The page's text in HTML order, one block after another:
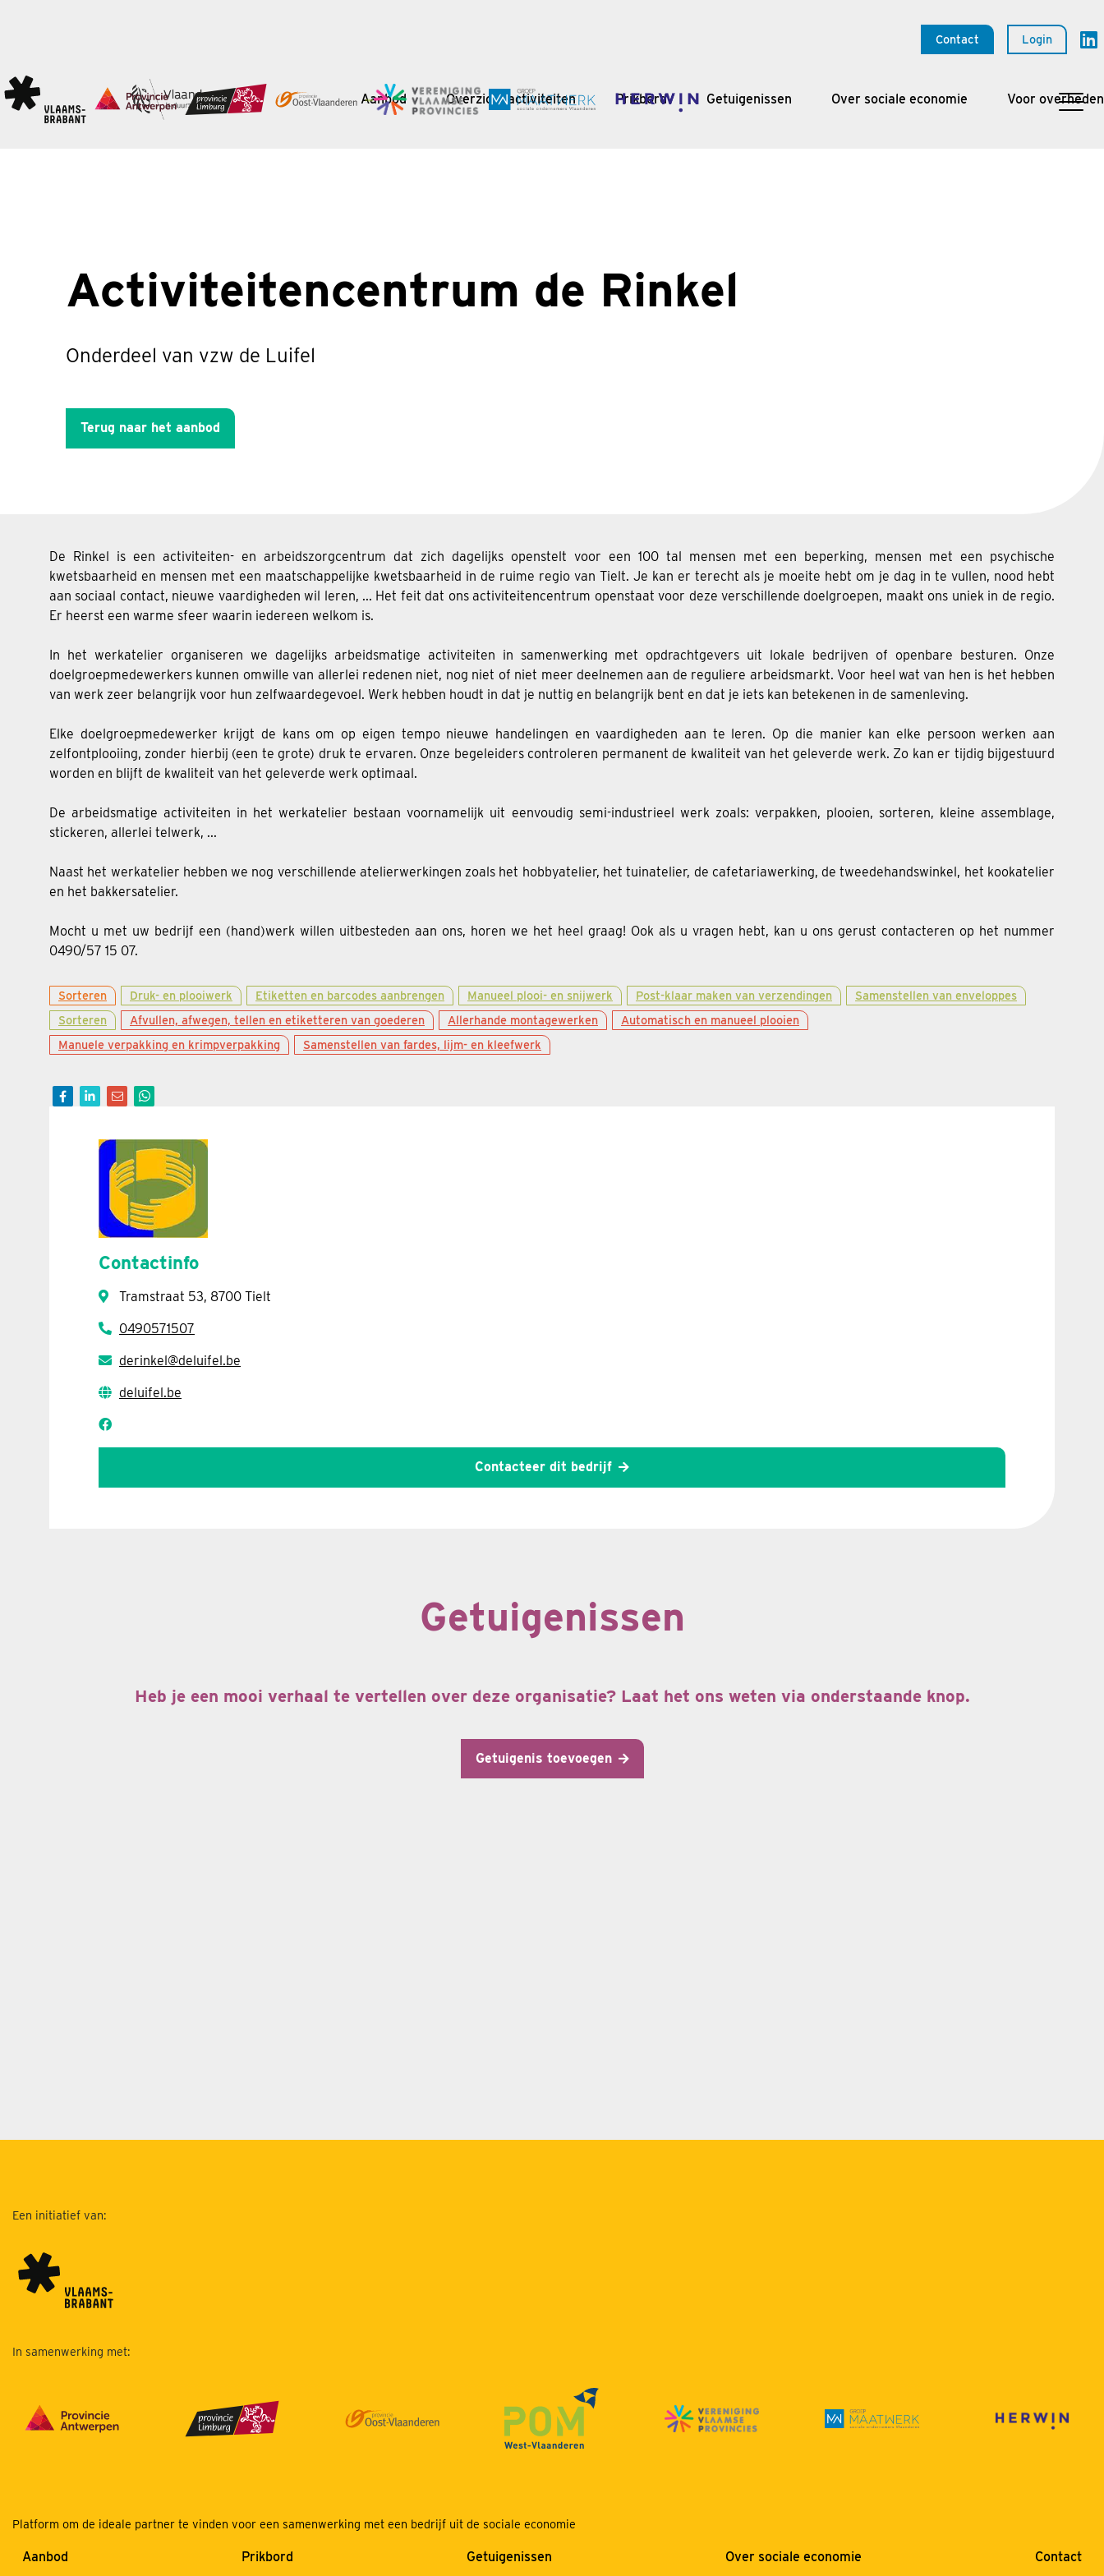
Contact Login
Aanbod Overzicht activiteiten Prikbord Getuigenissen Over sociale economie Voor overheden
Activiteitencentrum de Rinkel
Onderdeel van vzw de Luifel
Terug naar het aanbod
De Rinkel is een activiteiten- en arbeidszorgcentrum dat zich dagelijks openstelt voor een 100 tal mensen met een beperking, mensen met een psychische
kwetsbaarheid en mensen met een maatschappelijke kwetsbaarheid in de ruime regio van Tielt. Je kan er terecht als je moeite hebt om je dag in te vullen, nood hebt
aan sociaal contact, nieuwe vaardigheden wil leren, ... Het feit dat ons activiteitencentrum openstaat voor deze verschillende doelgroepen, maakt ons uniek in de regio.
Er heerst een warme sfeer waarin iedereen welkom is.
In het werkatelier organiseren we dagelijks arbeidsmatige activiteiten in samenwerking met opdrachtgevers uit lokale bedrijven of openbare besturen. Onze
doelgroepmedewerkers kunnen omwille van allerlei redenen niet, nog niet of niet meer deelnemen aan de reguliere arbeidsmarkt. Voor heel wat van hen is het hebben
van werk zeer belangrijk voor hun zelfwaardegevoel. Werk hebben houdt in dat je nuttig en belangrijk bent en dat je iets kan betekenen in de samenleving.
Elke doelgroepmedewerker krijgt de kans om op eigen tempo nieuwe handelingen en vaardigheden aan te leren. Op die manier kan elke persoon werken aan
zelfontplooiing, zonder hierbij (een te grote) druk te ervaren. Onze begeleiders controleren permanent de kwaliteit van het geleverde werk. Zo kan er tijdig bijgestuurd
worden en blijft de kwaliteit van het geleverde werk optimaal.
De arbeidsmatige activiteiten in het werkatelier bestaan voornamelijk uit eenvoudig semi-industrieel werk zoals: verpakken, plooien, sorteren, kleine assemblage,
stickeren, allerlei telwerk, ...
Naast het werkatelier hebben we nog verschillende atelierwerkingen zoals het hobbyatelier, het tuinatelier, de cafetariawerking, de tweedehandswinkel, het kookatelier
en het bakkersatelier.
Mocht u met uw bedrijf een (hand)werk willen uitbesteden aan ons, horen we het heel graag! Ook als u vragen hebt, kan u ons gerust contacteren op het nummer
0490/57 15 07.
Sorteren Druk- en plooiwerk Etiketten en barcodes aanbrengen Manueel plooi- en snijwerk Post-klaar maken van verzendingen
Samenstellen van enveloppes
Sorteren
Afvullen, afwegen, tellen en etiketteren van goederen Allerhande montagewerken
Automatisch en manueel plooien
Manuele verpakking en krimpverpakking
Samenstellen van fardes, lijm- en kleefwerk
Contactinfo
Tramstraat 53, 8700 Tielt
0490571507
derinkel@deluifel.be
deluifel.be
Contacteer dit bedrijf
Getuigenissen
Heb je een mooi verhaal te vertellen over deze organisatie? Laat het ons weten via onderstaande knop.
Getuigenis toevoegen
Een initiatief van:
In samenwerking met:
Platform om de ideale partner te vinden voor een samenwerking met een bedrijf uit de sociale economie
Aanbod Prikbord Getuigenissen Over sociale economie Contact